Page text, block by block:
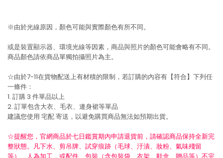
※由於光線原因，顏色可能與實際顏色有所不同。
或是裝置顯示器、環境光線等因素，商品與照片的顏色可能會略有不同。
商品顏色請依商品單獨拍攝照片為主。
☆由於7-11在貨物配送上有材積的限制，若訂購的內容有【符合】下列任
一條件：
1. 訂購 3 件單品以上
2. 訂單包含大衣、毛衣、連身裙等單品
建議您使用 宅配寄送，以避免購買商品無法如預期出貨。
☆提醒您，官網商品於七日鑑賞期內申請退貨前，請確認商品保持全新完
整狀態。凡下水、剪吊牌、試穿痕跡（毛球、汙漬、妝粉、氣味殘留